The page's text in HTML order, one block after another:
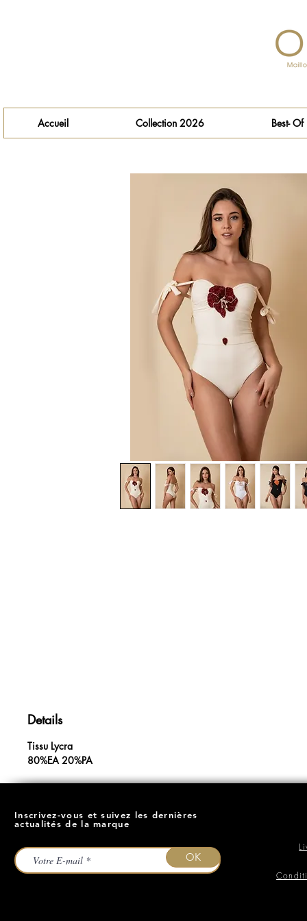
Accueil Collection 2026 Best- Of
Details
Tissu Lycra
80%EA 20%PA
Inscrivez-vous et suivez les dernières
actualités de la marque
OK